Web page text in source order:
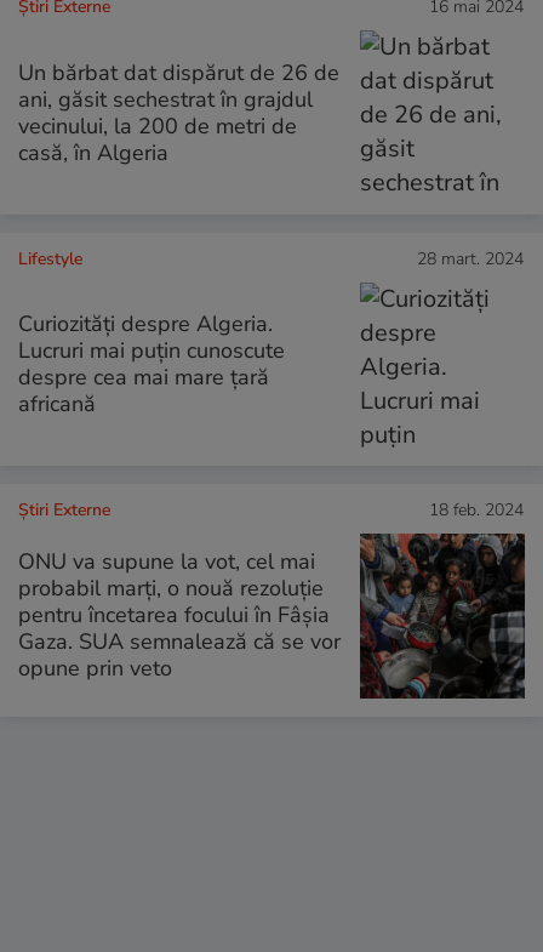
Știri Externe 16 mai 2024
Un bărbat dat dispărut de 26 de
ani, găsit sechestrat în grajdul
vecinului, la 200 de metri de
casă, în Algeria
Lifestyle 28 mart. 2024
Curiozităţi despre Algeria.
Lucruri mai puţin cunoscute
despre cea mai mare ţară
africană
Știri Externe 18 feb. 2024
ONU va supune la vot, cel mai
probabil marți, o nouă rezoluție
pentru încetarea focului în Fâșia
Gaza. SUA semnalează că se vor
opune prin veto